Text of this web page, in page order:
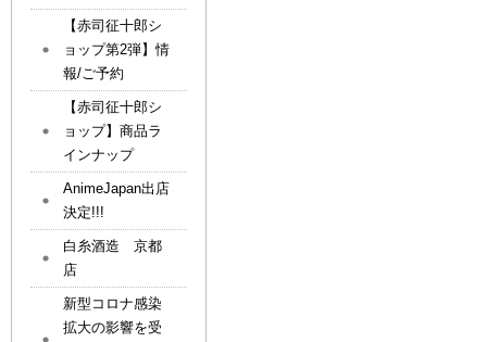
【赤司征十郎シ
ョップ第2弾】情
報/ご予約
【赤司征十郎シ
ョップ】商品ラ
インナップ
AnimeJapan出店
決定!!!
白糸酒造 京都
店
新型コロナ感染
拡大の影響を受